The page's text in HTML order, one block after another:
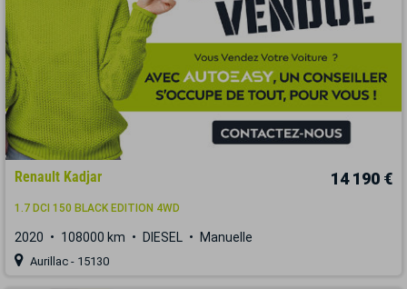
Renault Kadjar 14 190 €
1.7 DCI 150 BLACK EDITION 4WD
2020 108000 km DIESEL Manuelle
Aurillac - 15130